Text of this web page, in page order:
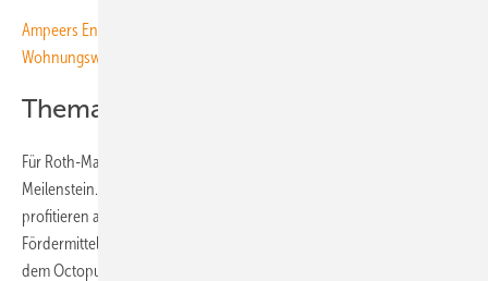
Ampeers Energy erstellt Überblick über Energierecht für die
Wohnungswirtschaft
Thema Enegiekosten ist Geschichte
Für Roth-Massivhaus ist die Aufnahme des Konzepts in die ein
Meilenstein. „Unsere Baufamilien in Berlin und Brandenburg
profitieren ab sofort doppelt. Zertifizierte Nachhaltigkeit für
Fördermittel und Wohngesundheit bieten wir bereits im Standard. Mit
dem Octopus-Konzept ist jetzt auch das Thema Energiekosten